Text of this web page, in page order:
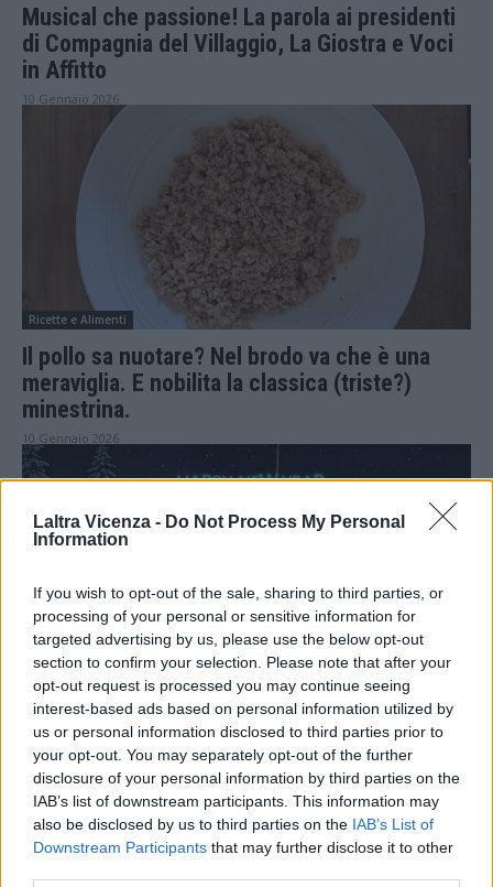
Laltra Vicenza - Do Not Process My Personal
Information
If you wish to opt-out of the sale, sharing to third parties, or
processing of your personal or sensitive information for
targeted advertising by us, please use the below opt-out
section to confirm your selection. Please note that after your
opt-out request is processed you may continue seeing
interest-based ads based on personal information utilized by
us or personal information disclosed to third parties prior to
your opt-out. You may separately opt-out of the further
disclosure of your personal information by third parties on the
IAB’s list of downstream participants. This information may
also be disclosed by us to third parties on the IAB’s List of
Downstream Participants that may further disclose it to other
Musical che passione! La parola ai presidenti
di Compagnia del Villaggio, La Giostra e Voci
in Affitto
10 Gennaio 2026
Ricette e Alimenti
Il pollo sa nuotare? Nel brodo va che è una
meraviglia. E nobilita la classica (triste?)
minestrina.
10 Gennaio 2026
Eventi
Buon 2026 da L’altra Vicenza, VicenzaPiù Viva
e ViPiu.it: insieme da vent’anni, liberi e fedeli
ai lettori
31 Dicembre 2025